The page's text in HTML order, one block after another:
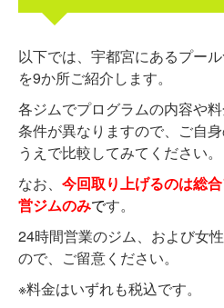
以下では、宇都宮にあるプー
を9か所ご紹介します。
各ジムでプログラムの内容や
条件が異なりますので、ご自
うえで比較してみてください。
なお、 今回取り上げるのは総
営ジムのみです。
24時間営業のジム、および女
ので、ご留意ください。
※料金はいずれも税込です。